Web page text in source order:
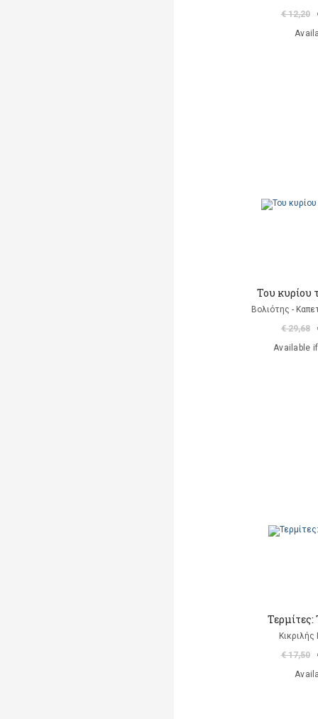
€ 12,20
Του κυρίου
Βολιότης -
€ 29,68
Available
Τερμίτες:
€ 17,50